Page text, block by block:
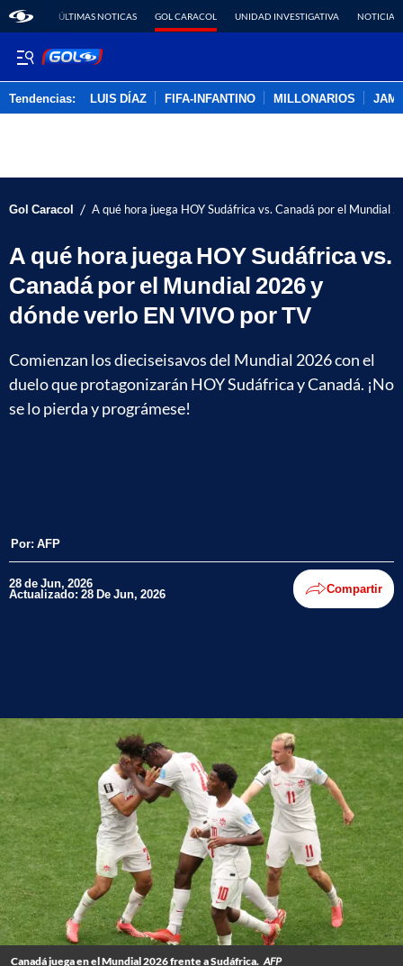
ÚLTIMAS NOTICAS GOL CARACOL UNIDAD INVESTIGATIVA NOTICIAS
Tendencias: LUIS DÍAZ FIFA-INFANTINO MILLONARIOS
Gol Caracol / A qué hora juega HOY Sudáfrica vs. Canadá por el Mundial
A qué hora juega HOY Sudáfrica vs.
Canadá por el Mundial 2026 y
dónde verlo EN VIVO por TV
Comienzan los dieciseisavos del Mundial 2026 con el
duelo que protagonizarán HOY Sudáfrica y Canadá. ¡No
se lo pierda y prográmese!
Por: AFP
28 de Jun, 2026
Actualizado: 28 De Jun, 2026 Compartir
Canadá juega en el Mundial 2026 frente a Sudáfrica. AFP